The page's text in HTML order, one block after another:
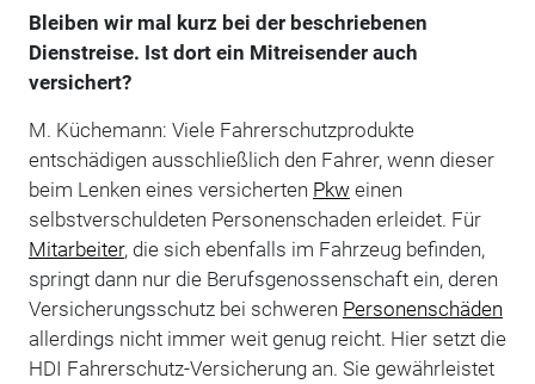
Bleiben wir mal kurz bei der beschriebenen
Dienstreise. Ist dort ein Mitreisender auch
versichert?
M. Küchemann: Viele Fahrerschutzprodukte
entschädigen ausschließlich den Fahrer, wenn dieser
beim Lenken eines versicherten Pkw einen
selbstverschuldeten Personenschaden erleidet. Für
Mitarbeiter, die sich ebenfalls im Fahrzeug befinden,
springt dann nur die Berufsgenossenschaft ein, deren
Versicherungsschutz bei schweren Personenschäden
allerdings nicht immer weit genug reicht. Hier setzt die
HDI Fahrerschutz-Versicherung an. Sie gewährleistet